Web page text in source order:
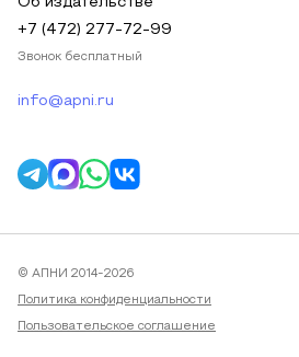
+7 (472) 277-72-99
Звонок бесплатный
info@apni.ru
© АПНИ 2014-2026
Политика конфиденциальности
Пользовательское соглашение